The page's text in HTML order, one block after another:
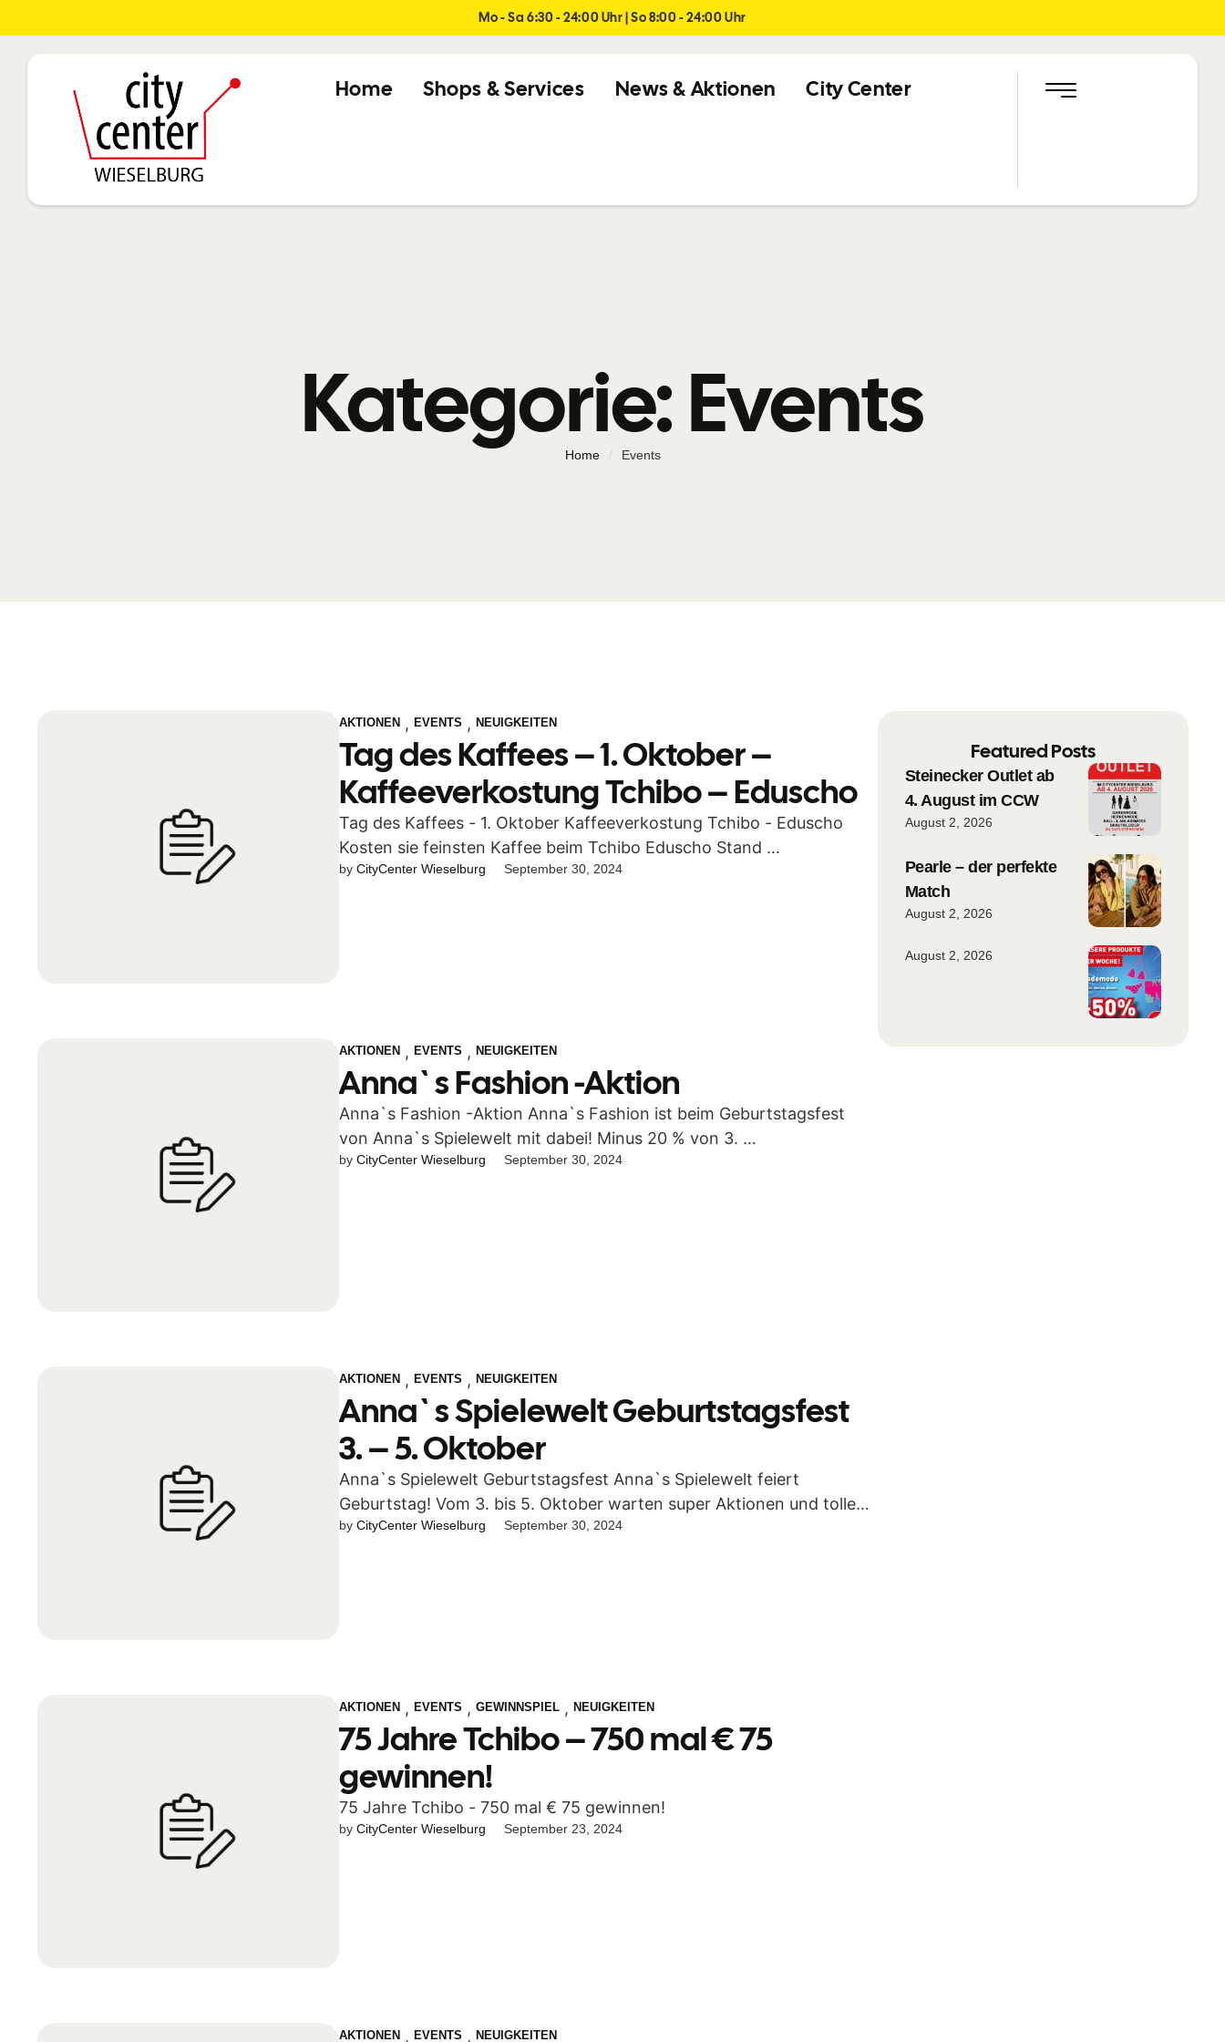
Mo - Sa 6:30 - 24:00 Uhr | So 8:00 - 24:00 Uhr
Home Shops & Services News & Aktionen City Center
Kategorie:Events
Home / Events
AKTIONEN , EVENTS , NEUIGKEITEN
Tag des Kaffees – 1. Oktober –
Kaffeeverkostung Tchibo – Eduscho
Tag des Kaffees - 1. Oktober Kaffeeverkostung Tchibo - Eduscho
Kosten sie feinsten Kaffee beim Tchibo Eduscho Stand …
by CityCenter Wieselburg September 30, 2024
AKTIONEN , EVENTS , NEUIGKEITEN
Anna`s Fashion -Aktion
Anna`s Fashion -Aktion Anna`s Fashion ist beim Geburtstagsfest
von Anna`s Spielewelt mit dabei! Minus 20 % von 3. …
by CityCenter Wieselburg September 30, 2024
AKTIONEN , EVENTS , NEUIGKEITEN
Anna`s Spielewelt Geburtstagsfest
3. – 5. Oktober
Anna`s Spielewelt Geburtstagsfest Anna`s Spielewelt feiert
Geburtstag! Vom 3. bis 5. Oktober warten super Aktionen und tolle
Produkte …
by CityCenter Wieselburg September 30, 2024
AKTIONEN , EVENTS , GEWINNSPIEL , NEUIGKEITEN
75 Jahre Tchibo – 750 mal € 75
gewinnen!
75 Jahre Tchibo - 750 mal € 75 gewinnen!
by CityCenter Wieselburg September 23, 2024
AKTIONEN , EVENTS , NEUIGKEITEN
Featured Posts
Steinecker Outlet ab
4. August im CCW
August 2, 2026
Pearle – der perfekte
Match
August 2, 2026
August 2, 2026